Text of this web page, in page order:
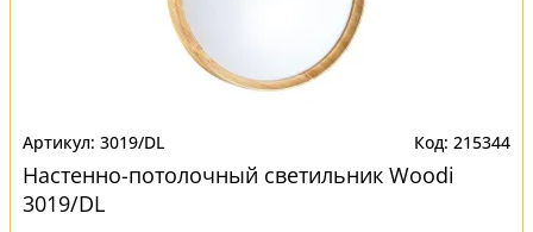
3019/DL 215344
Настенно-потолочный светильник Woodi
3019/DL